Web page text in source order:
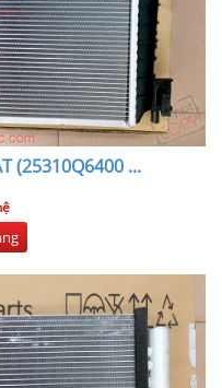
(25310Q6400...